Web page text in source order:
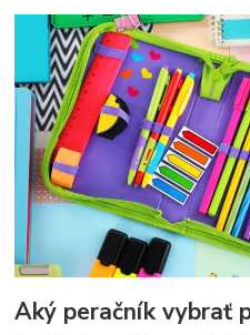
Aký peračník vybrať